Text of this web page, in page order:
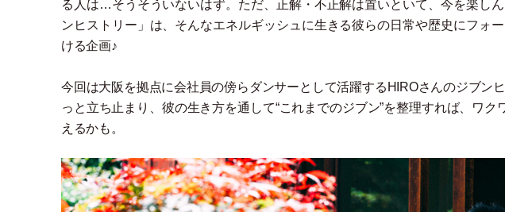
る人は…そうそういないはず。ただ、正解・ 不正解は置いといて、今を楽し
ンヒストリー 」 は、そんなエネルギッシュに生きる彼らの日常や歴史にフォ
ける企画♪
今回は大阪を拠点に会社員の傍らダンサーとして活躍するHIROさんのジブン
っと立ち止まり、彼の生き方を通して“これまでのジブン”を整理すれば、ワク
えるかも。